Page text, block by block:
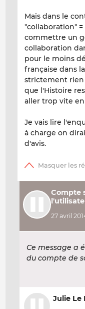
Mais dans le
"collaboration"
commettre un
collaboration
pour le moins
française dans
strictement rien
que l'Histoire
aller trop vite
Je vais lire
à charge on
d'avis.
Compte
27 avril
Ce message a
du compte de
Julie Le